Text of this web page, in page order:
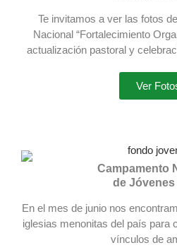
Te invitamos a ver las fotos
Nacional “Fortalecimiento
actualización pastoral y
Ver
Campamento
de Jóvenes
En el mes de junio nos
iglesias menonitas del país para
vínculos de